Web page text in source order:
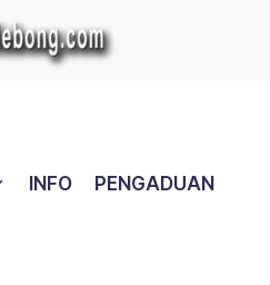
INFO PENGADUAN